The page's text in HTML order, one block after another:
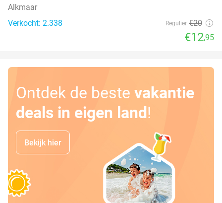
Alkmaar
Verkocht: 2.338
Regulier €20
€12,95
Ontdek de beste vakantie
deals in eigen land!
Bekijk hier